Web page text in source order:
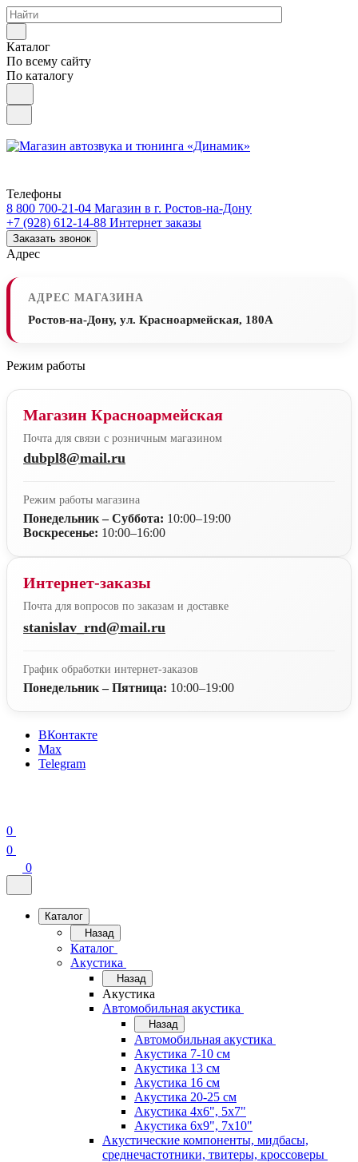
Каталог
По всему сайту
По каталогу
Телефоны
8 800 700-21-04 Магазин в г. Ростов-на-Дону
+7 (928) 612-14-88 Интернет заказы
Заказать звонок
Адрес
АДРЕС МАГАЗИНА
Ростов-на-Дону, ул. Красноармейская, 180А
Режим работы
Магазин Красноармейская
Почта для связи с розничным магазином
dubpl8@mail.ru
Режим работы магазина
Понедельник – Суббота: 10:00–19:00
Воскресенье: 10:00–16:00
Интернет-заказы
Почта для вопросов по заказам и доставке
stanislav_rnd@mail.ru
График обработки интернет-заказов
Понедельник – Пятница: 10:00–19:00
ВКонтакте
Max
Telegram
0
0
0
Каталог
Назад
Каталог
Акустика
Назад
Акустика
Автомобильная акустика
Назад
Автомобильная акустика
Акустика 7-10 см
Акустика 13 см
Акустика 16 см
Акустика 20-25 см
Акустика 4х6", 5х7"
Акустика 6х9", 7х10"
Акустические компоненты, мидбасы,
среднечастотники, твитеры, кроссоверы